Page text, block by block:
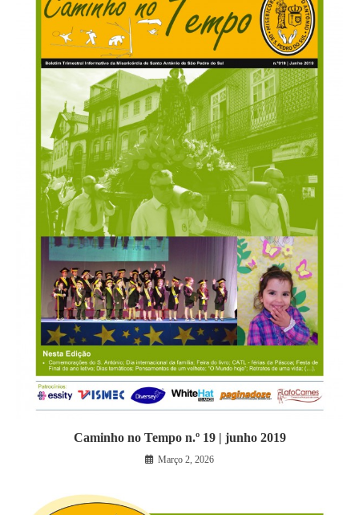
Caminho no Tempo n.º 19 | junho 2019
Março 2, 2026